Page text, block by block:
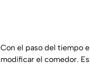
Con el paso del tiempo
modificar el comedor.